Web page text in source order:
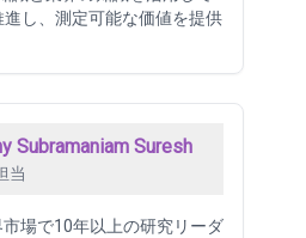
し、測定可能な価値を提供
Subramaniam Suresh
当
場で10年以上の研究リーダ